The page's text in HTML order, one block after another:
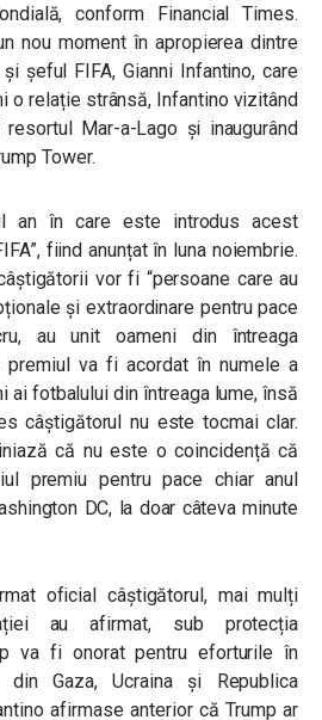
conform Financial Times.
nou moment în apropierea dintre
șeful FIFA, Gianni Infantino, care
o relație strânsă, Infantino vizitând
Mar-a-Lago și inaugurând
Tower.
an în care este introdus acest
fiind anunțat în luna noiembrie.
vor fi “persoane care au
și extraordinare pentru pace
au unit oameni din întreaga
premiul va fi acordat în numele a
ai fotbalului din întreaga lume, însă
câștigătorul nu este tocmai clar.
că nu este o coincidență că
premiu pentru pace chiar anul
DC, la doar câteva minute
oficial câștigătorul, mai mulți
au afirmat, sub protecția
va fi onorat pentru eforturile în
din Gaza, Ucraina și Republica
afirmase anterior că Trump ar